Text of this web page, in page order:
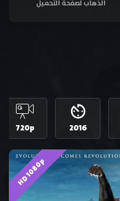
الذهاب لصفحة التحميل
2016
720p
HD 1080p